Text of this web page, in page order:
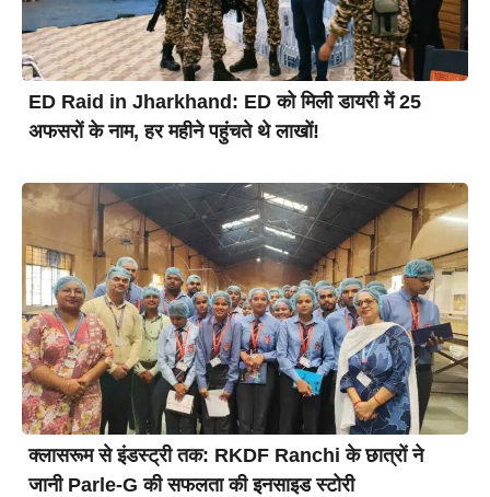
ED Raid in Jharkhand: ED को मिली डायरी में 25
अफसरों के नाम, हर महीने पहुंचते थे लाखों!
क्लासरूम से इंडस्ट्री तक: RKDF Ranchi के छात्रों ने
जानी Parle-G की सफलता की इनसाइड स्टोरी